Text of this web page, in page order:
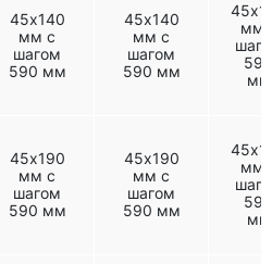
45х140
мм с
шагом
590 мм
45х140
мм с
шагом
590 мм
мм
590
мм
45х190
мм с
шагом
590 мм
45х190
мм с
шагом
590 мм
мм
590
мм